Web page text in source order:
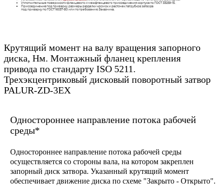
Крутящий момент на валу вращения запорного
диска, Нм. Монтажный фланец крепления
привода по стандарту ISO 5211.
Трехэкцентриковый дисковый поворотный затвор
PALUR-ZD-3EX
Одностороннее направление потока рабочей
среды*
Одностороннее направление потока рабочей среды
осуществляется со стороны вала, на котором закреплен
запорный диск затвора. Указанный крутящий момент
обеспечивает движение диска по схеме "Закрыто - Открыто".